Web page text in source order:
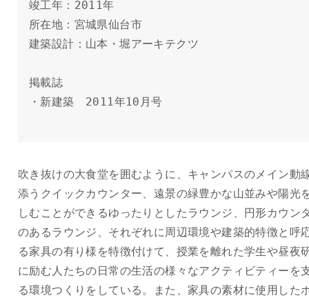
竣工年：2011年
所在地：宮城県仙台市
建築設計：山本・堀アーキテクツ
掲載誌
・新建築　2011年10月号
吹き抜けの大食堂を囲むように、キャンパスのメイン動
添うクイックカウンター、遠景の緑豊かな山並みや陽光
しむことができるゆったりとしたラウンジ、円形カウン
のあるラウンジ、それぞれに周辺環境や建築的特徴と呼
る家具の有り様を特徴付けて、授業を離れた学生や昼夜
に励む人たちの日常の生活の様々なアクティビティーを
る環境つくりをしている。また、家具の素材に使用した